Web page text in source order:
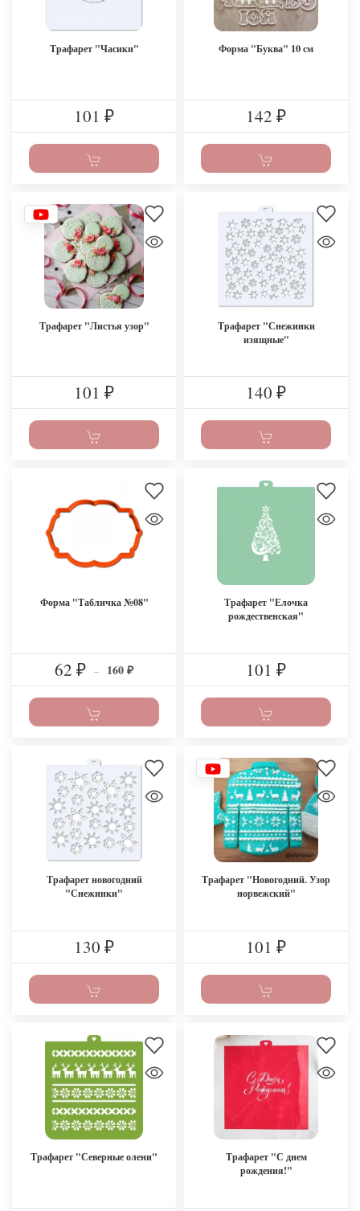
Трафарет "Часики"
101 ₽
Форма "Буква" 10 см
142 ₽
Трафарет "Листья узор"
101 ₽
Трафарет "Снежинки
изящные"
140 ₽
Форма "Табличка №08"
62 ₽ – 160 ₽
Трафарет "Елочка
рождественская"
101 ₽
Трафарет новогодний
"Снежинки"
130 ₽
Трафарет "Новогодний. Узор
норвежский"
101 ₽
Трафарет "Северные олени"
Трафарет "С днем
рождения!"